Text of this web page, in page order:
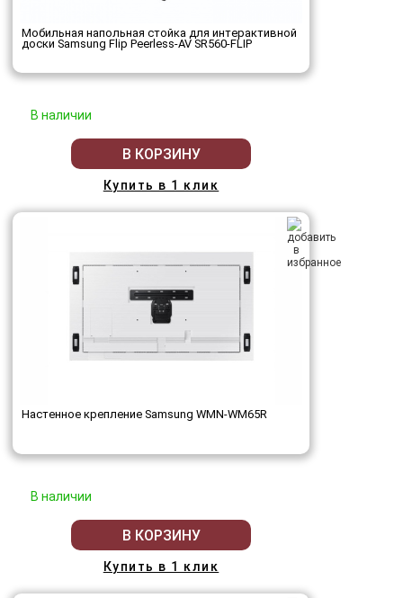
Мобильная напольная стойка для интерактивной
доски Samsung Flip Peerless-AV SR560-FLIP
В наличии
В КОРЗИНУ
Купить в 1 клик
Настенное крепление Samsung WMN-WM65R
В наличии
В КОРЗИНУ
Купить в 1 клик